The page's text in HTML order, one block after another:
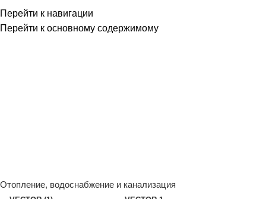
Перейти к навигации
Перейти к основному содержимому
Отопление, водоснабжение и канализация